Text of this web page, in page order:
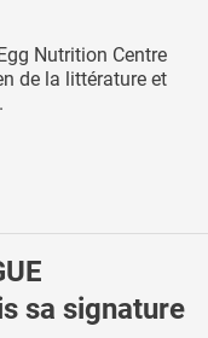
Nutrition Centre
de la littérature et
sa signature